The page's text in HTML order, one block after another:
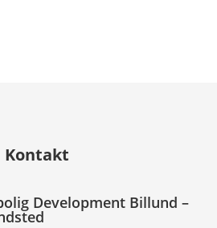
Kontakt
Development Billund –